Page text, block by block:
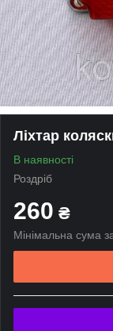
Ліхтар
В наявності
Роздріб
260 ₴
Мінімальна сума